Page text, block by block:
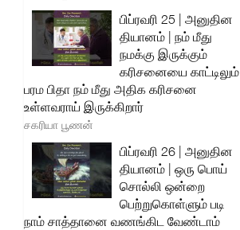
பிப்ரவரி 25 | அனுதின
தியானம் | நம் மீது
நமக்கு இருக்கும்
கரிசனையை காட்டிலும்
பரம பிதா நம் மீது அதிக கரிசனை
உள்ளவராய் இருக்கிறார்
சகரியா பூணன்
பிப்ரவரி 26 | அனுதின
தியானம் | ஒரு பொய்
சொல்லி ஒன்றை
பெற்றுகொள்ளும் படி
நாம் சாத்தானை வணங்கிட வேண்டாம்